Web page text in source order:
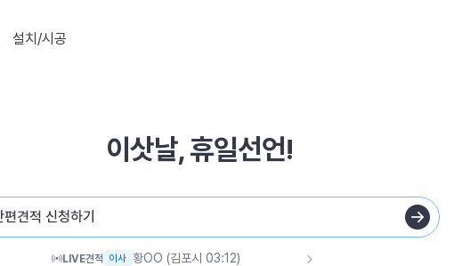
설치/시공
이삿날, 휴일선언!
편견적 신청하기
LIVE견적
이사 이OO (안성시 03:54)
이사 황OO (관악구 03:16)
이사 황OO (김포시 03:12)